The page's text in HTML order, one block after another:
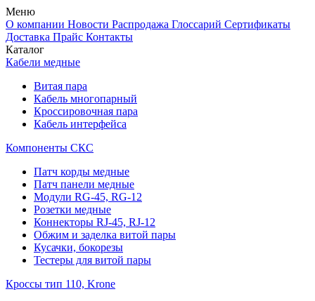
Меню
О компании Новости Распродажа Глоссарий Сертификаты
Доставка Прайс Контакты
Каталог
Кабели медные
Витая пара
Кабель многопарный
Кроссировочная пара
Кабель интерфейса
Компоненты СКС
Патч корды медные
Патч панели медные
Модули RG-45, RG-12
Розетки медные
Коннекторы RJ-45, RJ-12
Обжим и заделка витой пары
Кусачки, бокорезы
Тестеры для витой пары
Кроссы тип 110, Krone